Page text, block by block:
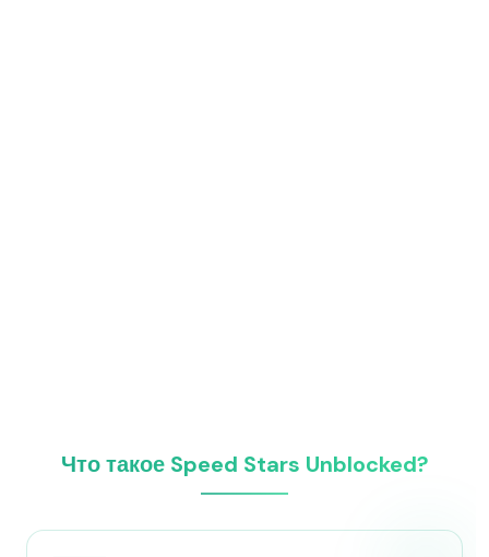
Что такое Speed Stars Unblocked?